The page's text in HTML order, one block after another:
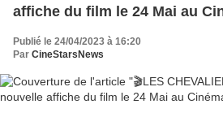
affiche du film le 24 Mai au
Publié le 24/04/2023 à 16:20
Par CineStarsNews